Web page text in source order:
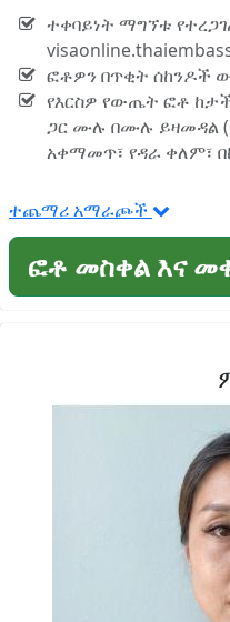
ተቀባይነት ማግኘቱ
ፎቶዎን በጥቂት ሰከንዶች
የእርስዎ የውጤት ፎቶ
ጋር ሙሉ በሙሉ ይዛመዳል
አቀማመጥ፣ የዳራ ቀለም፣
ተጨማሪ አማራጮች
ፎቶ መስቀል እና